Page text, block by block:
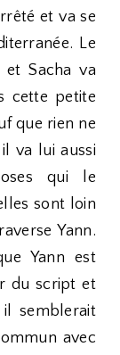
et va se
Le
Sacha va
cette petite
que rien ne
va lui aussi
qui le
sont loin
Yann.
Yann est
du script et
semblerait
avec